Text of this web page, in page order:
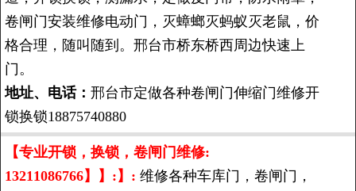
卷闸门安装维修电动门，灭蟑螂灭蚂蚁灭老鼠，价
格合理，随叫随到。邢台市桥东桥西周边快速上
门。
地址、电话： 邢台市定做各种卷闸门伸缩门维修开
锁换锁18875740880
【专业开锁，换锁，卷闸门维修:
13211086766】】:】: 维修各种车库门，卷闸门，